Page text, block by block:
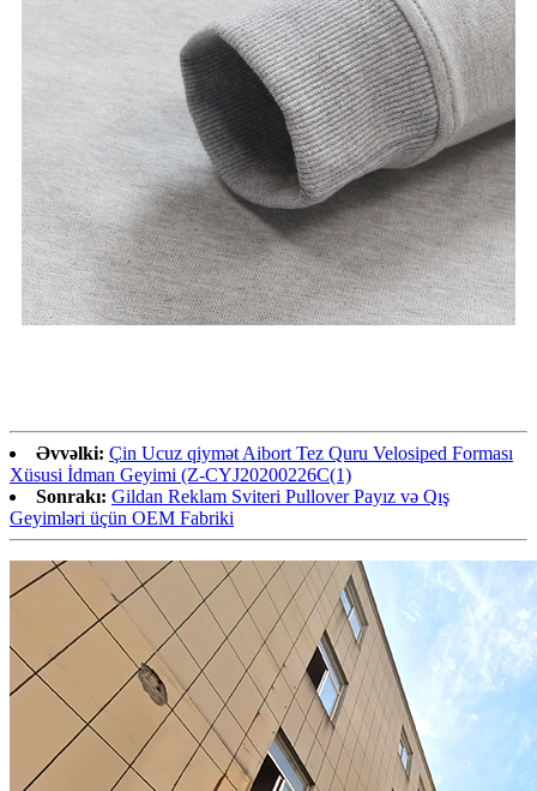
Əvvəlki: Çin Ucuz qiymət Aibort Tez Quru Velosiped Forması
Xüsusi İdman Geyimi (Z-CYJ20200226C(1)
Sonrakı: Gildan Reklam Sviteri Pullover Payız və Qış
Geyimləri üçün OEM Fabriki